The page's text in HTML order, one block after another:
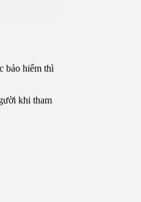
bảo hiểm thì
khi tham